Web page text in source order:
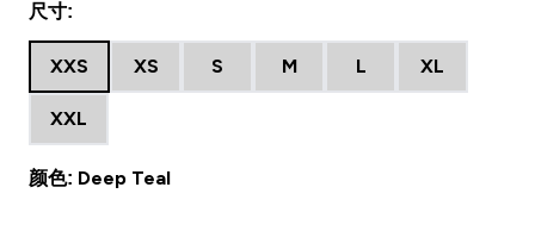
尺寸:
XXS XS S M L XL
XXL
颜色: Deep Teal